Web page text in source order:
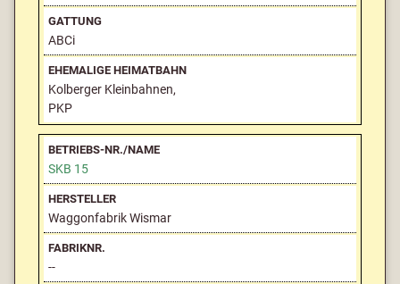
ABCi
Kolberger Kleinbahnen,
PKP
SKB 15
Waggonfabrik Wismar
--